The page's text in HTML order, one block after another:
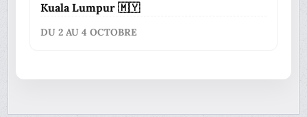
Kuala Lumpur 🇲🇾
DU 2 AU 4 OCTOBRE